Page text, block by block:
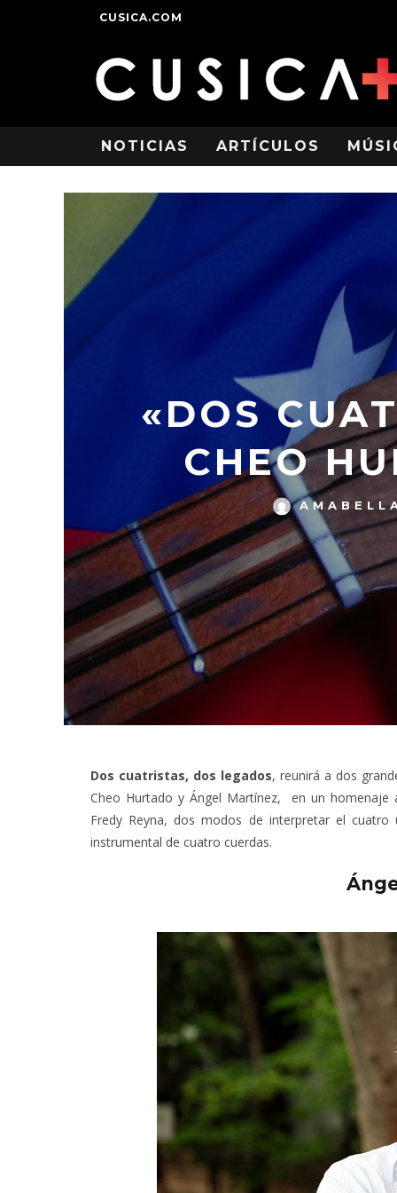
CUSICA.COM
NOTICIAS ARTÍCULOS
«DOS
CHEO
Dos cuatristas, dos legados, reunirá a dos
Cheo Hurtado y Ángel Martínez, en un
Fredy Reyna, dos modos de interpretar el
instrumental de cuatro cuerdas.